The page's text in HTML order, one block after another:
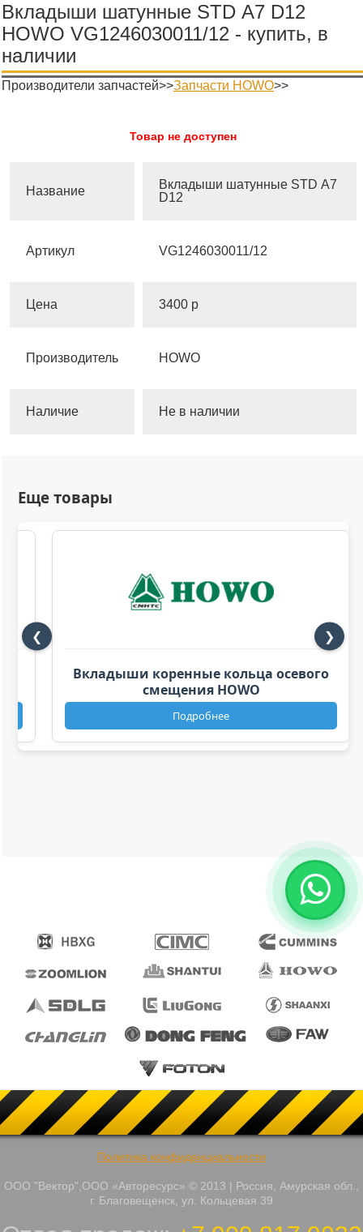
Вкладыши шатунные STD А7 D12
HOWO VG1246030011/12 - купить, в
наличии
Производители запчастей>>Запчасти HOWO>>
Товар не доступен
Название
Вкладыши шатунные STD А7
D12
Артикул VG1246030011/12
Цена 3400 р
Производитель HOWO
Наличие Не в наличии
Политика конфиденциальности
ООО "Вектор",ООО «Авторесурс» © 2013 | Россия, Амурская обл.,
г. Благовещенск, ул. Кольцевая 39